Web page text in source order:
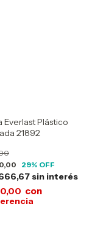
Everlast Plástico
21892
29% OFF
sin interés
con